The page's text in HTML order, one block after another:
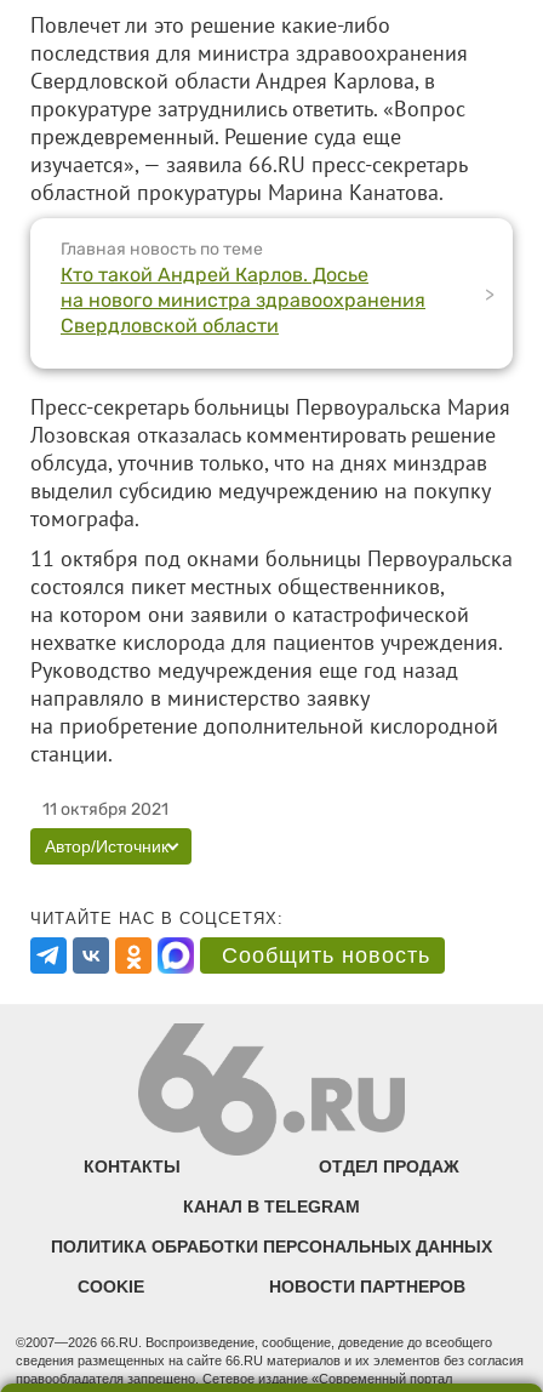
Повлечет ли это решение какие-либо
последствия для министра здравоохранения
Свердловской области Андрея Карлова, в
прокуратуре затруднились ответить. «Вопрос
преждевременный. Решение суда еще
изучается», — заявила 66.RU пресс-секретарь
областной прокуратуры Марина Канатова.
Главная новость по теме
Кто такой Андрей Карлов. Досье
на нового министра здравоохранения
Свердловской области
>
Пресс-секретарь больницы Первоуральска Мария
Лозовская отказалась комментировать решение
облсуда, уточнив только, что на днях минздрав
выделил субсидию медучреждению на покупку
томографа.
11 октября под окнами больницы Первоуральска
состоялся пикет местных общественников,
на котором они заявили о катастрофической
нехватке кислорода для пациентов учреждения.
Руководство медучреждения еще год назад
направляло в министерство заявку
на приобретение дополнительной кислородной
станции.
11 октября 2021
Автор/Источник
ЧИТАЙТЕ НАС В СОЦСЕТЯХ:
Сообщить новость
КОНТАКТЫ ОТДЕЛ ПРОДАЖ
КАНАЛ В TELEGRAM
ПОЛИТИКА ОБРАБОТКИ ПЕРСОНАЛЬНЫХ ДАННЫХ
COOKIE НОВОСТИ ПАРТНЕРОВ
©2007—2026 66.RU. Воспроизведение, сообщение, доведение до всеобщего
сведения размещенных на сайте 66.RU материалов и их элементов без согласия
правообладателя запрещено. Сетевое издание «Современный портал